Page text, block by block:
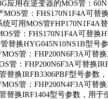
应用在逆变器的MOS管：
管：FHS170N1F4A可替
可用MOS管FHP170N1F4A
管：FHS170N1F4A可替换
替换HYG045N10NS1B型号
管：FHP200N6F3A可替换
管：FHP200N6F3A可替换
替换IRFB3306PBF型号参数
管：FHP200N4F3A可替换
替换IRF1404型号参数，用于